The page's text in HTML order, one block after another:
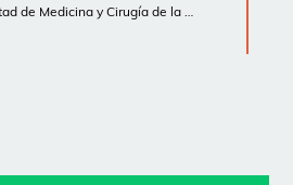
de Medicina y Cirugía de la …